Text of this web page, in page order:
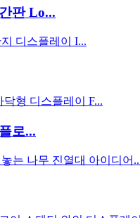
판 Lo...
로...